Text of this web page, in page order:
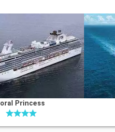
Princess